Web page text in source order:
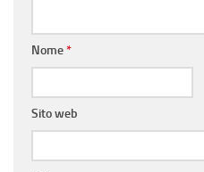
Nome*
Sito web